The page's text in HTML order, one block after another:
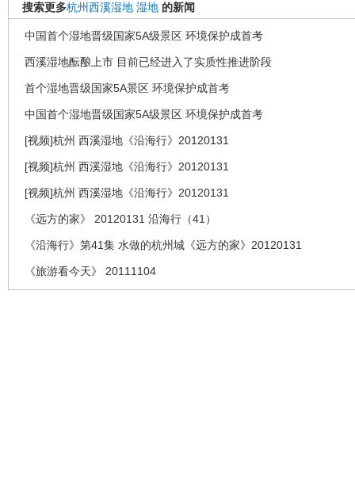
搜索更多杭州西溪湿地 湿地 的新闻
中国首个湿地晋级国家5A级景区 环境保护成首考
西溪湿地酝酿上市 目前已经进入了实质性推进阶段
首个湿地晋级国家5A景区 环境保护成首考
中国首个湿地晋级国家5A级景区 环境保护成首考
[视频]杭州 西溪湿地《沿海行》20120131
[视频]杭州 西溪湿地《沿海行》20120131
[视频]杭州 西溪湿地《沿海行》20120131
《远方的家》 20120131 沿海行（41）
《沿海行》第41集 水做的杭州城《远方的家》20120131
《旅游看今天》 20111104